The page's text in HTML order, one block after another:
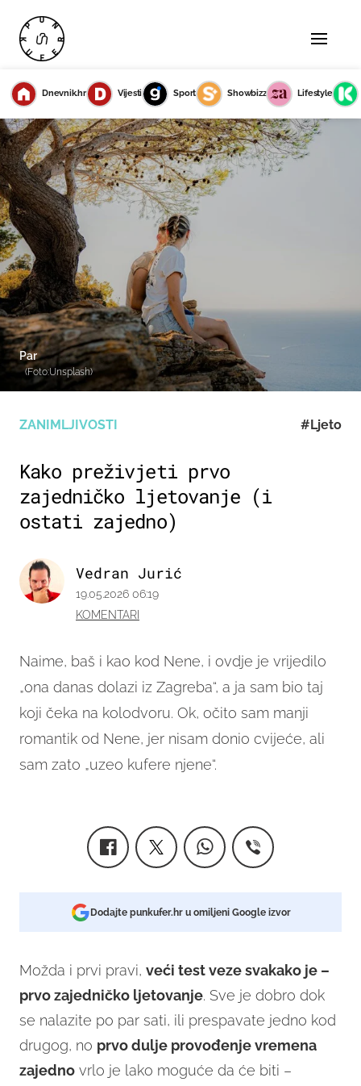
Dnevnik.hr Vijesti Sport Showbizz Lifestyle
ZANIMLJIVOSTI #Ljeto
Kako preživjeti prvo
zajedničko ljetovanje (i
ostati zajedno)
Naime, baš i kao kod Nene, i ovdje je vrijedilo
„ona danas dolazi iz Zagreba“, a ja sam bio taj
koji čeka na kolodvoru. Ok, očito sam manji
romantik od Nene, jer nisam donio cvijeće, ali
sam zato „uzeo kufere njene“.
Vedran Jurić
19.05.2026 06:19
KOMENTARI
Par
(Foto:Unsplash)
Dodajte punkufer.hr u omiljeni Google izvor
Možda i prvi pravi, veći test veze svakako je –
prvo zajedničko ljetovanje. Sve je dobro dok
se nalazite po par sati, ili prespavate jedno kod
drugog, no prvo dulje provođenje vremena
zajedno vrlo je lako moguće da će biti –